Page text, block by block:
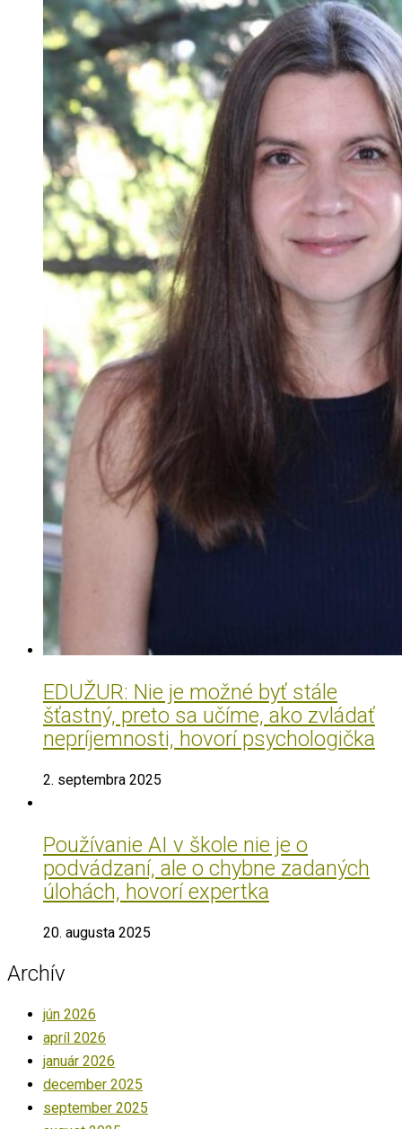
EDUŽUR: Nie je možné byť stále
šťastný, preto sa učíme, ako zvládať
nepríjemnosti, hovorí psychologička
2. septembra 2025
Používanie AI v škole nie je o
podvádzaní, ale o chybne zadaných
úlohách, hovorí expertka
20. augusta 2025
Archív
jún 2026
apríl 2026
január 2026
december 2025
september 2025